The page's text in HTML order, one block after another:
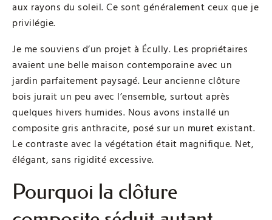
aux rayons du soleil. Ce sont généralement ceux que je
privilégie.
Je me souviens d’un projet à Écully. Les propriétaires
avaient une belle maison contemporaine avec un
jardin parfaitement paysagé. Leur ancienne clôture
bois jurait un peu avec l’ensemble, surtout après
quelques hivers humides. Nous avons installé un
composite gris anthracite, posé sur un muret existant.
Le contraste avec la végétation était magnifique. Net,
élégant, sans rigidité excessive.
Pourquoi la clôture